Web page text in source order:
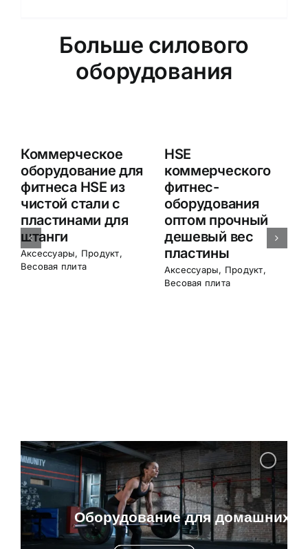
Больше силового
оборудования
Коммерческое
оборудование для
фитнеса HSE из
чистой стали с
пластинами для
штанги
Аксессуары, Продукт,
Весовая плита
HSE
коммерческого
фитнес-
оборудования
оптом прочный
дешевый вес
пластины
Аксессуары, Продукт,
Весовая плита
Оборудование для домашних